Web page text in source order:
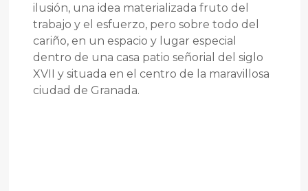
ilusión, una idea materializada fruto del
trabajo y el esfuerzo, pero sobre todo del
cariño, en un espacio y lugar especial
dentro de una casa patio señorial del siglo
XVII y situada en el centro de la maravillosa
ciudad de Granada.